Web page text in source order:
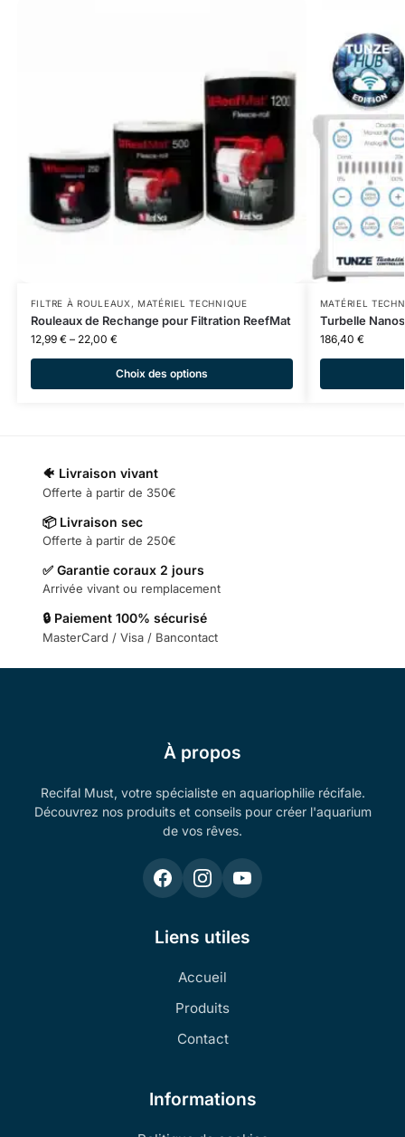
FILTRE À ROULEAUX , MATÉRIEL TECHNIQUE
Rouleaux de Rechange pour Filtration ReefMat
12,99 € – 22,00 €
Choix des options
MATÉRIEL
Turbelle
186,40 €
🐠 Livraison vivant
Offerte à partir de 350€
📦 Livraison sec
Offerte à partir de 250€
✅ Garantie coraux 2 jours
Arrivée vivant ou remplacement
🔒 Paiement 100% sécurisé
MasterCard / Visa / Bancontact
À propos
Recifal Must, votre spécialiste en aquariophilie récifale.
Découvrez nos produits et conseils pour créer l'aquarium
de vos rêves.
Liens utiles
Accueil
Produits
Contact
Informations